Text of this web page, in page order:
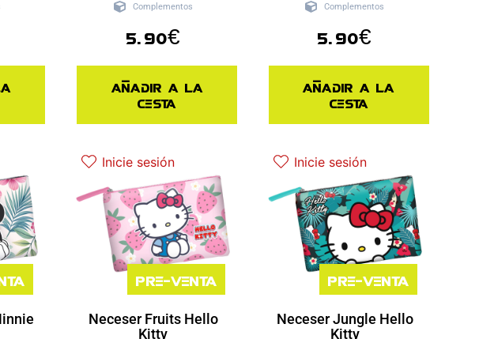
Complementos
5.90€
Añadir a la
cesta
Complementos
5.90€
Añadir a la
cesta
Inicie sesión
Pre-venta
Neceser Fruits Hello
Kitty
Inicie sesión
Pre-venta
Neceser Jungle Hello
Kitty